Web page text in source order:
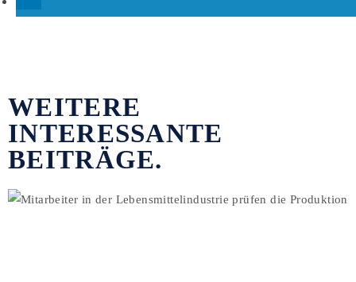
WEITERE
INTERESSANTE
BEITRÄGE.